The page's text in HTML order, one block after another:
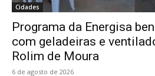
Cidades
Programa da Energisa
com geladeiras e
Rolim de Moura
6 de agosto de 2026